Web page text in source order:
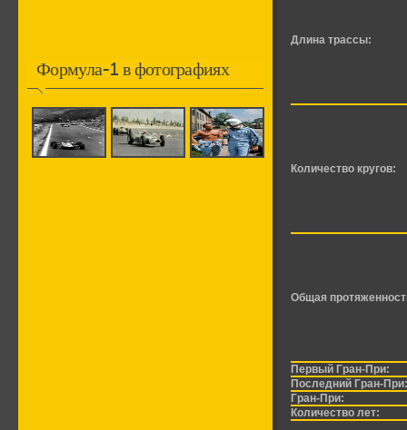
Формула-1 в фотографиях
Длина трассы:
Количество кругов:
Общая
Первый Гран-При:
Последний Гран-При:
Гран-При:
Количество лет: